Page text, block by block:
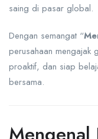
saing di pasar global.
Dengan semangat “
perusahaan mengajak
proaktif, dan siap
bersama.